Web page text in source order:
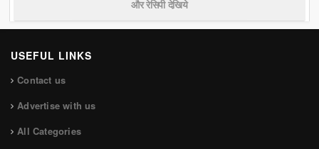
और रेसिपी देखिये
USEFUL LINKS
Contact us
Advertise with us
All Categories